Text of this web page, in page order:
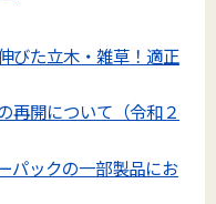
びた立木・雑草！適正
開について（令和２
パックの一部製品にお